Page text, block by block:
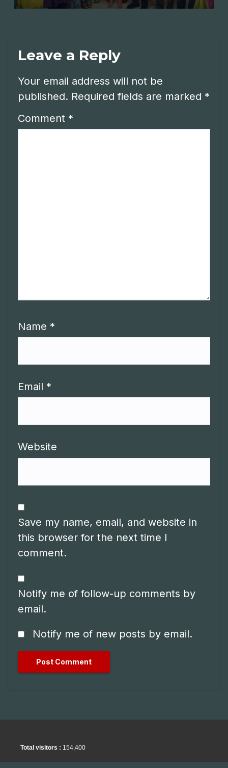
Leave a Reply
Your email address will not be
published. Required fields are marked *
Comment *
Name *
Email *
Website
Save my name, email, and website in
this browser for the next time I
comment.
Notify me of follow-up comments by
email.
Notify me of new posts by email.
Total visitors : 154,400